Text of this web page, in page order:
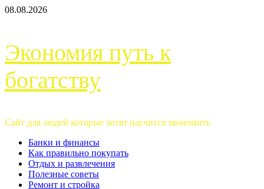
Перейти
08.08.2026
Экономия путь к
богатству
Сайт для людей которые хотят научится экономить
Основное
меню
Банки и финансы
Как правильно покупать
Отдых и развлечения
Полезные советы
Ремонт и стройка